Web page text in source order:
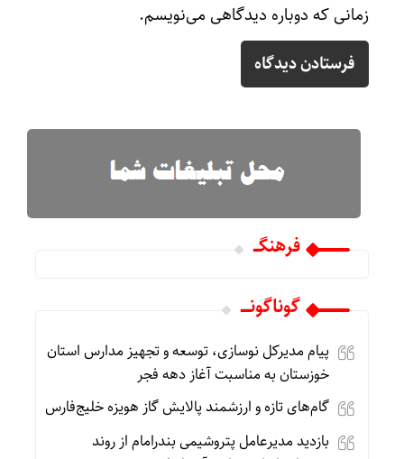
زمانی که دوباره دیدگاهی می‌نویسم.
فرهنگـــ
گوناگونـــــ
پیام مدیرکل نوسازی، توسعه و تجهیز مدارس استان
خوزستان به مناسبت آغاز دهه فجر
گام‌های تازه و ارزشمند پالایش گاز هویزه خلیج‌فارس
بازدید مدیرعامل پتروشیمی بندرامام از روند